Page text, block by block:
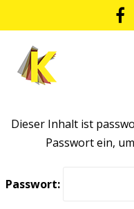
überspringen
primären
Navigation
springen
springen
Dieser Inhalt ist
Passwort ein,
Passwort: